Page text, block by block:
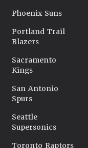
Phoenix Suns
Portland Trail
Blazers
Sacramento
Kings
San Antonio
Spurs
Seattle
Supersonics
Toronto Raptors